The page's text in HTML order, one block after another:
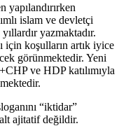
islam ve devletçi
yazmaktadır.
için koşulların artık iyice
görünmektedir. Yeni
ve HDP katılımıyla
“iktidar”
ajitatif değildir.